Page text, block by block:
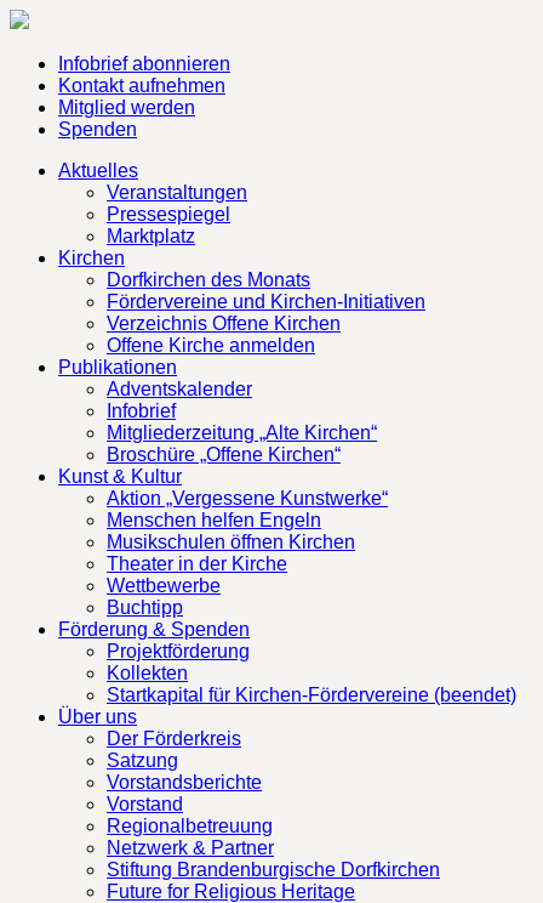
Infobrief abonnieren
Kontakt aufnehmen
Mitglied werden
Spenden
Aktuelles
Veranstaltungen
Pressespiegel
Marktplatz
Kirchen
Dorfkirchen des Monats
Fördervereine und Kirchen-Initiativen
Verzeichnis Offene Kirchen
Offene Kirche anmelden
Publikationen
Adventskalender
Infobrief
Mitgliederzeitung „Alte Kirchen“
Broschüre „Offene Kirchen“
Kunst & Kultur
Aktion „Vergessene Kunstwerke“
Menschen helfen Engeln
Musikschulen öffnen Kirchen
Theater in der Kirche
Wettbewerbe
Buchtipp
Förderung & Spenden
Projektförderung
Kollekten
Startkapital für Kirchen-Fördervereine (beendet)
Über uns
Der Förderkreis
Satzung
Vorstandsberichte
Vorstand
Regionalbetreuung
Netzwerk & Partner
Stiftung Brandenburgische Dorfkirchen
Future for Religious Heritage